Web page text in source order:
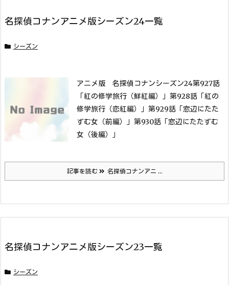
名探偵コナンアニメ版シーズン24一覧
シーズン
アニメ版 名探偵コナンシーズン24第927話
「紅の修学旅行（鮮紅編）」 第928話「紅の
修学旅行（恋紅編）」 第929話「窓辺にたた
ずむ女（前編）」 第930話「窓辺にたたずむ
女（後編）」
記事を読む 名探偵コナンアニ ...
名探偵コナンアニメ版シーズン23一覧
シーズン